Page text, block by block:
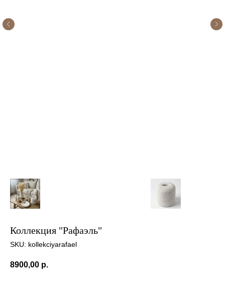
Коллекция "Рафаэль"
SKU: kollekciyarafael
8900,00 р.